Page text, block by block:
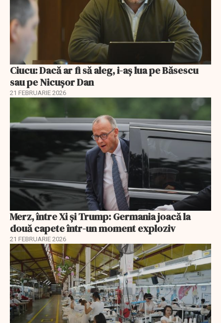
Ciucu: Dacă ar fi să aleg, i-aș lua pe Băsescu
sau pe Nicușor Dan
21 FEBRUARIE 2026
Merz, între Xi și Trump: Germania joacă la
două capete într-un moment exploziv
21 FEBRUARIE 2026